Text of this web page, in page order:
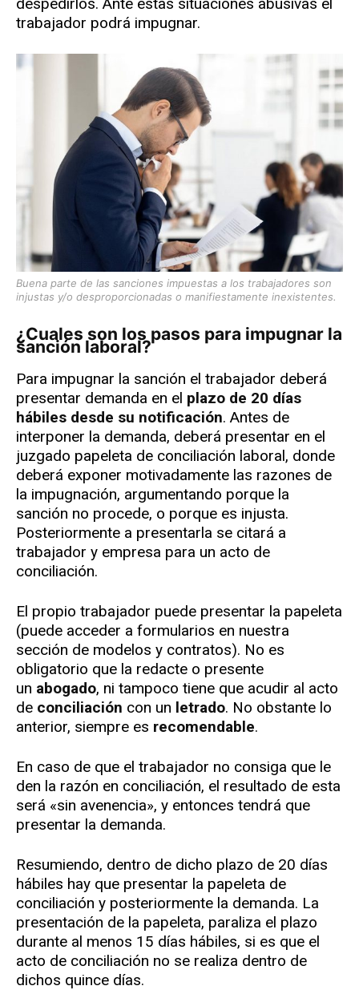
trabajador podrá impugnar.
Buena parte de las sanciones impuestas a los trabajadores son
injustas y/o desproporcionadas o manifiestamente inexistentes.
¿Cuales son los pasos para impugnar la
sanción laboral?
Para impugnar la sanción el trabajador deberá
presentar demanda en el plazo de 20 días
hábiles desde su notificación. Antes de
interponer la demanda, deberá presentar en el
juzgado papeleta de conciliación laboral, donde
deberá exponer motivadamente las razones de
la impugnación, argumentando porque la
sanción no procede, o porque es injusta.
Posteriormente a presentarla se citará a
trabajador y empresa para un acto de
conciliación.
El propio trabajador puede presentar la papeleta
(puede acceder a formularios en nuestra
sección de modelos y contratos). No es
obligatorio que la redacte o presente
un abogado, ni tampoco tiene que acudir al acto
de conciliación con un letrado. No obstante lo
anterior, siempre es recomendable.
En caso de que el trabajador no consiga que le
den la razón en conciliación, el resultado de esta
será «sin avenencia», y entonces tendrá que
presentar la demanda.
Resumiendo, dentro de dicho plazo de 20 días
hábiles hay que presentar la papeleta de
conciliación y posteriormente la demanda. La
presentación de la papeleta, paraliza el plazo
durante al menos 15 días hábiles, si es que el
acto de conciliación no se realiza dentro de
dichos quince días.